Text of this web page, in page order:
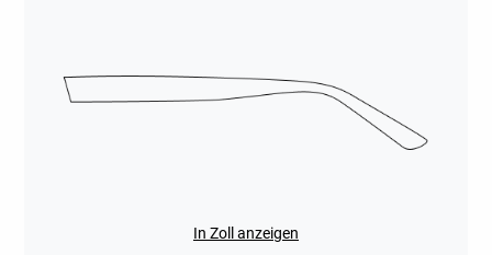
In Zoll anzeigen